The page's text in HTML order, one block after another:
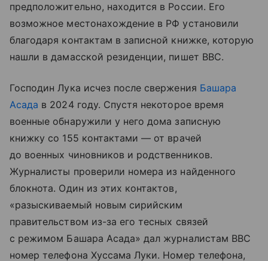
предположительно, находится в России. Его
возможное местонахождение в РФ установили
благодаря контактам в записной книжке, которую
нашли в дамасской резиденции, пишет BBC.
Господин Лука исчез после свержения Башара
Асада в 2024 году. Спустя некоторое время
военные обнаружили у него дома записную
книжку со 155 контактами — от врачей
до военных чиновников и родственников.
Журналисты проверили номера из найденного
блокнота. Один из этих контактов,
«разыскиваемый новым сирийским
правительством из-за его тесных связей
с режимом Башара Асада» дал журналистам BBC
номер телефона Хуссама Луки. Номер телефона,